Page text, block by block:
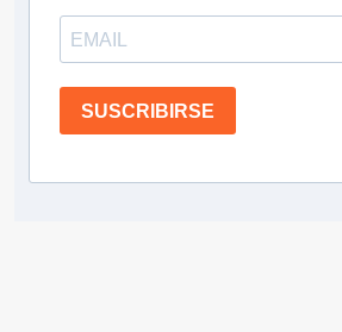
SUSCRIBIRSE